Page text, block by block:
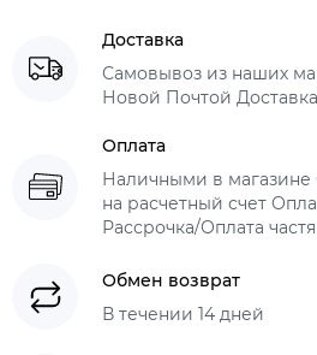
Доставка
Самовывоз из наших
Новой Почтой
Оплата
Наличными в магазине
на расчетный счет
Рассрочка/Оплата
Обмен возврат
В течении 14 дней